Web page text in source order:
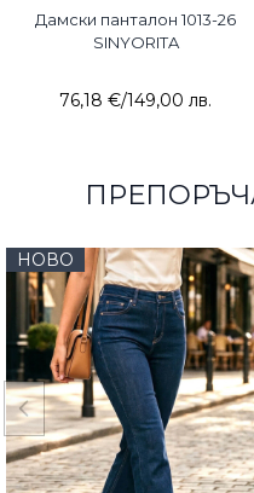
Дамски панталон 1013-26
SINYORITA
76,18 €/149,00 лв.
НОВО